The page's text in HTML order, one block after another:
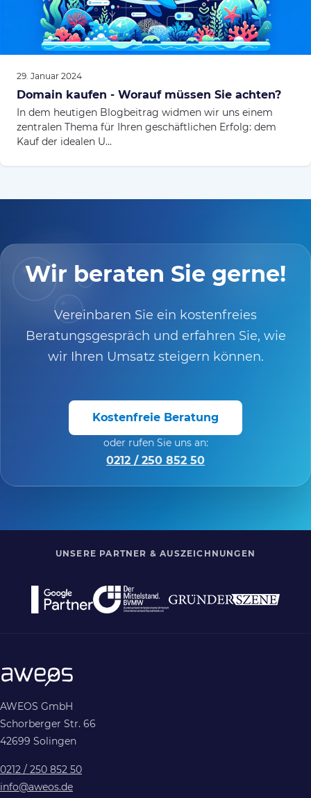
29. Januar 2024
Domain kaufen - Worauf müssen Sie achten?
In dem heutigen Blogbeitrag widmen wir uns einem
zentralen Thema für Ihren geschäftlichen Erfolg: dem
Kauf der idealen U...
Wir beraten Sie gerne!
Vereinbaren Sie ein kostenfreies
Beratungsgespräch und erfahren Sie, wie
wir Ihren Umsatz steigern können.
Kostenfreie Beratung
oder rufen Sie uns an:
0212 / 250 852 50
UNSERE PARTNER & AUSZEICHNUNGEN
AWEOS GmbH
Schorberger Str. 66
42699 Solingen
0212 / 250 852 50
info@aweos.de